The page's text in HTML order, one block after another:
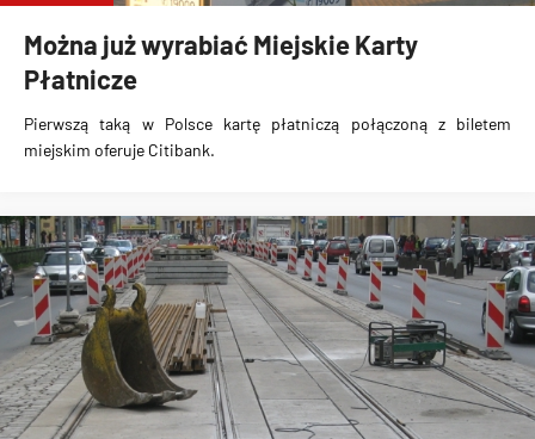
Można już wyrabiać Miejskie Karty
Płatnicze
Pierwszą taką w Polsce kartę płatniczą połączoną z biletem
miejskim oferuje Citibank.